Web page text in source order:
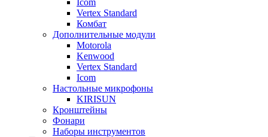
Icom
Vertex Standard
Комбат
Дополнительные модули
Motorola
Kenwood
Vertex Standard
Icom
Настольные микрофоны
KIRISUN
Кронштейны
Фонари
Наборы инструментов